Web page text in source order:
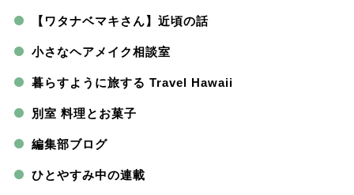
【ワタナベマキさん】近頃の話
小さなヘアメイク相談室
暮らすように旅する Travel Hawaii
別室 料理とお菓子
編集部ブログ
ひとやすみ中の連載